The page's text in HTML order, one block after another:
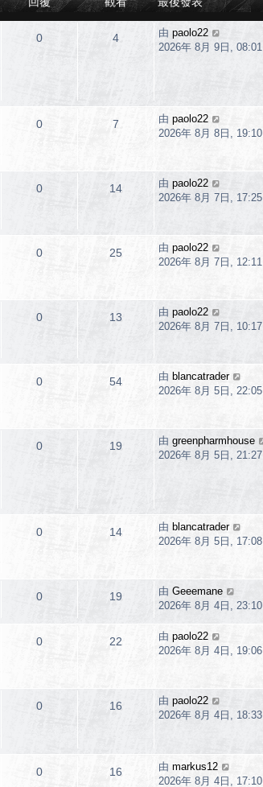
0 4 由 paolo22
2026年 8月 9日, 08:01
0 7 由 paolo22
2026年 8月 8日, 19:10
0 14 由 paolo22
2026年 8月 7日, 17:25
0 25 由 paolo22
2026年 8月 7日, 12:11
0 13 由 paolo22
2026年 8月 7日, 10:17
0 54 由 blancatrader
2026年 8月 5日, 22:05
0 19 由 greenpharmhouse
2026年 8月 5日, 21:27
0 14 由 blancatrader
2026年 8月 5日, 17:08
0 19 由 Geeemane
2026年 8月 4日, 23:10
0 22 由 paolo22
2026年 8月 4日, 19:06
0 16 由 paolo22
2026年 8月 4日, 18:33
0 16 由 markus12
2026年 8月 4日, 17:10